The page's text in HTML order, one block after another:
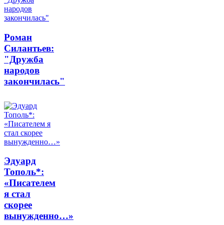
Роман
Силантьев:
"Дружба
народов
закончилась"
Эдуард
Тополь*:
«Писателем
я стал
скорее
вынужденно…»